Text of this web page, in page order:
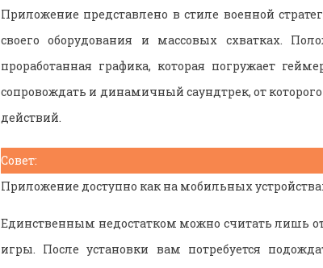
Приложение представлено в стиле военной
своего оборудования и массовых схватках.
проработанная графика, которая погружает
сопровождать и динамичный саундтрек, от
действий.
Совет:
Приложение доступно как на мобильных
Единственным недостатком можно считать лишь
игры. После установки вам потребуется